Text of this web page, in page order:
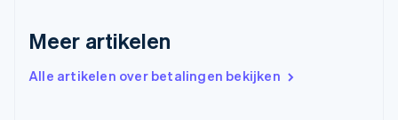
Meer artikelen
Alle artikelen over betalingen bekijken
Hongarije
Hongkong SAR, China